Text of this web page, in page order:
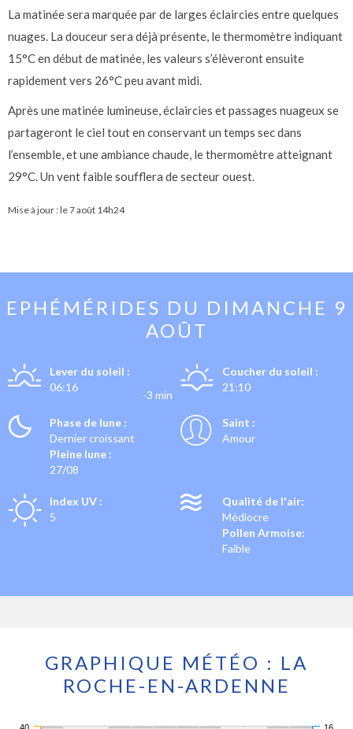
La matinée sera marquée par de larges éclaircies entre quelques
nuages. La douceur sera déjà présente, le thermomètre indiquant
15°C en début de matinée, les valeurs s’élèveront ensuite
rapidement vers 26°C peu avant midi.
Après une matinée lumineuse, éclaircies et passages nuageux se
partageront le ciel tout en conservant un temps sec dans
l’ensemble, et une ambiance chaude, le thermomètre atteignant
29°C. Un vent faible soufflera de secteur ouest.
Mise à jour : le7 août 14h24
EPHÉMÉRIDES DU DIMANCHE 9
AOÛT
Lever du soleil :
06:16
-3 min
Coucher du soleil :
21:10
Phase de lune :
Dernier croissant
Pleine lune :
27/08
Saint :
Amour
Index UV :
5
Qualité de l'air:
Médiocre
Pollen Armoise:
Faible
GRAPHIQUE MÉTÉO : LA
ROCHE-EN-ARDENNE